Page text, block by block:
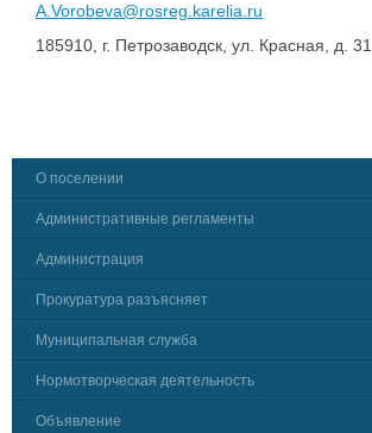
A.Vorobeva@rosreg.karelia.ru
185910, г. Петрозаводск, ул. Красная, д. 31
О поселении
Административные регламенты
Администрация
Прокуратура разъясняет
Муниципальная служба
Нормотворческая деятельность
Объявление